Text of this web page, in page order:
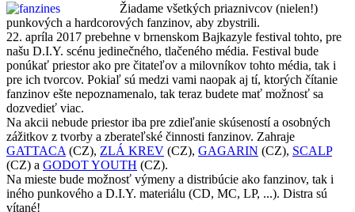
Žiadame všetkých priaznivcov (nielen!)
punkových a hardcorových fanzinov, aby zbystrili.
22. apríla 2017 prebehne v brnenskom Bajkazyle festival tohto, pre
našu D.I.Y. scénu jedinečného, tlačeného média. Festival bude
ponúkať priestor ako pre čitateľov a milovníkov tohto média, tak i
pre ich tvorcov. Pokiaľ sú medzi vami naopak aj tí, ktorých čítanie
fanzinov ešte nepoznamenalo, tak teraz budete mať možnosť sa
dozvedieť viac.
Na akcii nebude priestor iba pre zdieľanie skúseností a osobných
zážitkov z tvorby a zberateľské činnosti fanzinov. Zahraje
GATTACA (CZ), ZLÁ KREV (CZ), GAGARIN (CZ), SCALP
(CZ) a GODOT YOUTH (CZ).
Na mieste bude možnosť výmeny a distribúcie ako fanzinov, tak i
iného punkového a D.I.Y. materiálu (CD, MC, LP, ...). Distra sú
vítané!